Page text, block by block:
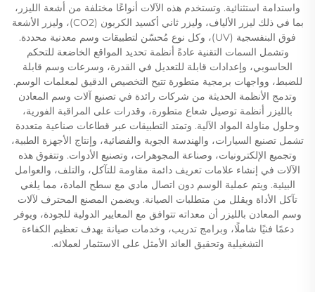
واستدامة استثنائية. وتستخدم هذه الآلات أنواعًا مختلفة من أشعة الليزر،
بما في ذلك ليزر الألياف، وليزر ثاني أكسيد الكربون (CO2)، وليزر الأشعة
فوق البنفسجية (UV)، وكل نوع مُحسّن لتطبيقات وسم معدنية محددة.
وتشمل السمات التقنية عادةً أنظمة تحديد المواقع الخاضعة للتحكم
الحاسوبي، وإعدادات قابلة للتعديل في القدرة، وسرعات وسم قابلة
للضبط، وواجهات برمجية متطورة تتيح التخصيص الدقيق لمعلمات الوسم.
وتدمج الأنظمة الحديثة من شركات رائدة في تصنيع آلات وسم المعادن
بالليزر أنظمة توصيل شعاع متطورة، وقدرات على المراقبة الفورية،
وحلول مناولة المواد الآلية. وتمتد التطبيقات عبر قطاعات صناعية متعددة
تشمل تصنيع السيارات، والهندسة الجوية والفضائية، وإنتاج الأجهزة الطبية،
وتجميع الإلكترونيات، وصناعة المجوهرات، وتصنيع الأدوات. وتتفوق هذه
الآلات في إنشاء علامات تعريف دائمة مقاومة للتآكل، والتلف، والعوامل
البيئية. ويتم عملية الوسم دون اتصال مادي مع سطح المادة، مما يلغي
تآكل الأداة ويقلل من متطلبات الصيانة. ويضمن المصنع المحترف لآلات
وسم المعادن بالليزر أن معداته تتوافق مع المعايير الدولية للجودة، ويوفر
دعمًا فنيًا شاملًا، وبرامج تدريب، وخدمات صيانة بهدف تعظيم الكفاءة
التشغيلية وتحقيق العائد الأمثل على الاستثمار لعملائه.